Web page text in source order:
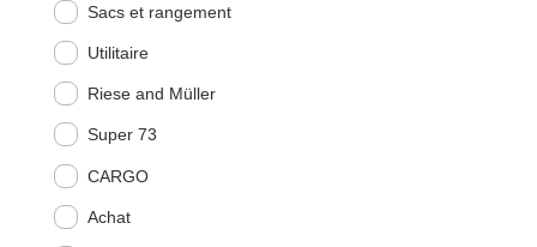
Sacs et rangement
Utilitaire
Riese and Müller
Super 73
CARGO
Achat